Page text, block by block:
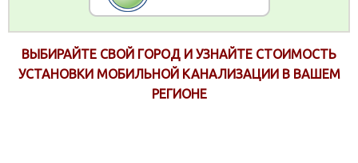
ВЫБИРАЙТЕ СВОЙ ГОРОД И УЗНАЙТЕ СТОИМОСТЬ
УСТАНОВКИ МОБИЛЬНОЙ КАНАЛИЗАЦИИ В ВАШЕМ
РЕГИОНЕ